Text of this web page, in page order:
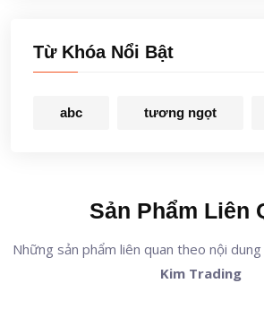
Từ Khóa Nổi Bật
abc tương ngọt
Sản Phẩm Liên
Những sản phẩm liên quan theo nội
Kim Trading